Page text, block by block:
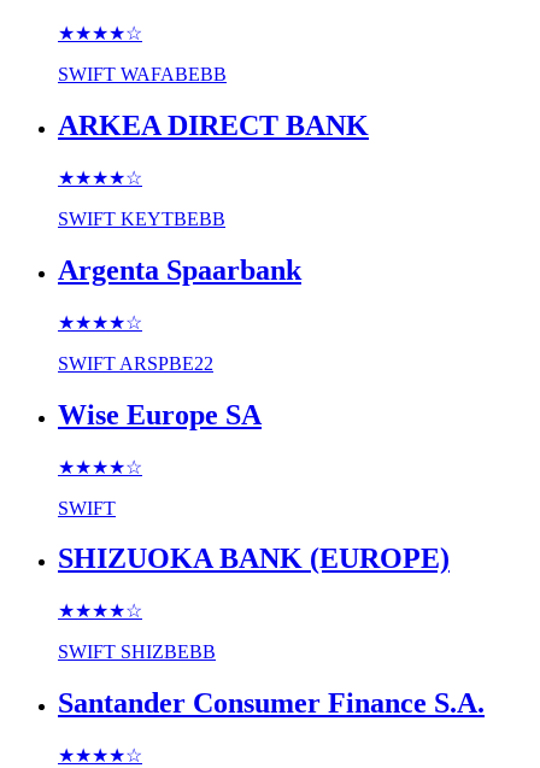
★★★★☆
SWIFT WAFABEBB
ARKEA DIRECT BANK
★★★★☆
SWIFT KEYTBEBB
Argenta Spaarbank
★★★★☆
SWIFT ARSPBE22
Wise Europe SA
★★★★☆
SWIFT
SHIZUOKA BANK (EUROPE)
★★★★☆
SWIFT SHIZBEBB
Santander Consumer Finance S.A.
★★★★☆